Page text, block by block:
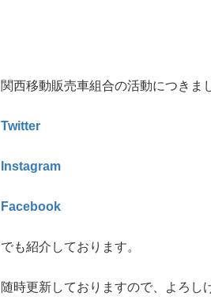
関西移動販売車組合の活動につきま
Twitter
Instagram
Facebook
でも紹介しております。
随時更新しておりますので、よろし